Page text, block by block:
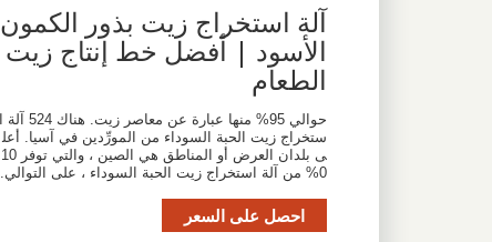
آلة استخراج زيت بذور الكمون
الأسود | أفضل خط إنتاج زيت
الطعام
حوالي 95% منها عبارة عن معاصر زيت. هناك 524 آلة ا
ستخراج زيت الحبة السوداء من المورِّدين في آسيا. أعل
ى بلدان العرض أو المناطق هي الصين ، والتي توفر 10
0% من آلة استخراج زيت الحبة السوداء ، على التوالي.
احصل على السعر